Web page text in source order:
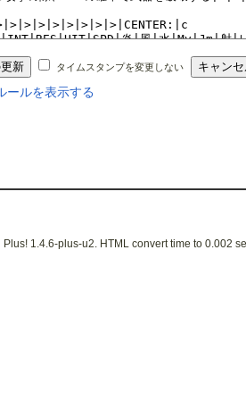
タイムスタンプを変更しない
ールを表示する
1.4.6-plus-u2. HTML convert time to 0.002